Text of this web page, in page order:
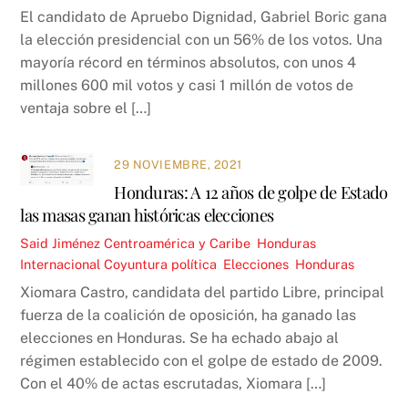
El candidato de Apruebo Dignidad, Gabriel Boric gana
la elección presidencial con un 56% de los votos. Una
mayoría récord en términos absolutos, con unos 4
millones 600 mil votos y casi 1 millón de votos de
ventaja sobre el […]
29 NOVIEMBRE, 2021
Honduras: A 12 años de golpe de Estado
las masas ganan históricas elecciones
Said Jiménez Centroamérica y Caribe Honduras
Internacional Coyuntura política Elecciones Honduras
Xiomara Castro, candidata del partido Libre, principal
fuerza de la coalición de oposición, ha ganado las
elecciones en Honduras. Se ha echado abajo al
régimen establecido con el golpe de estado de 2009.
Con el 40% de actas escrutadas, Xiomara […]